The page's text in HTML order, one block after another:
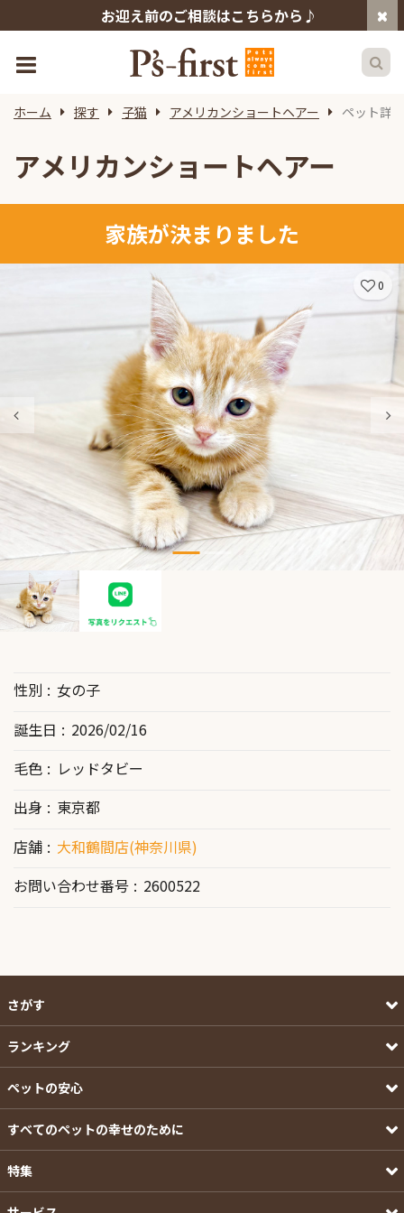
お迎え前のご相談はこちらから♪
ホーム 探す 子猫 アメリカンショートヘアー ペット詳細
アメリカンショートヘアー
家族が決まりました
0
性別
女の子
誕生日
2026/02/16
毛色
レッドタビー
出身
東京都
店舗
大和鶴間店(神奈川県)
お問い合わせ番号
2600522
さがす
ランキング
ペットの安心
すべてのペットの幸せのために
特集